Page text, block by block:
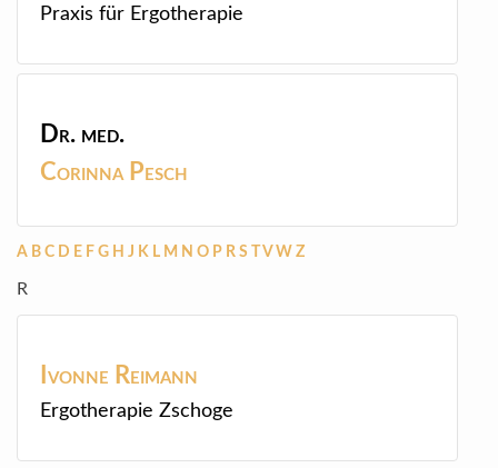
Praxis für Ergotherapie
Dr. med.
Corinna Pesch
A B C D E F G H J K L M N O P R S V W Z
R
Ivonne Reimann
Ergotherapie Zschoge